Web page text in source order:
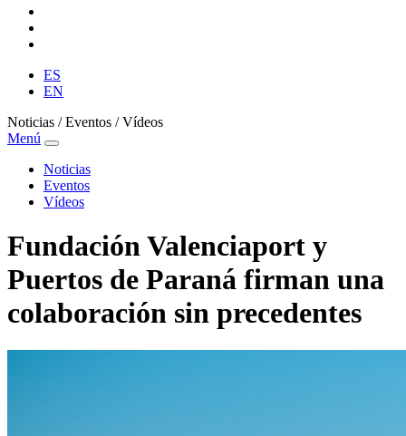
ES
EN
Noticias / Eventos / Vídeos
Menú
Noticias
Eventos
Vídeos
Fundación Valenciaport y
Puertos de Paraná firman una
colaboración sin precedentes